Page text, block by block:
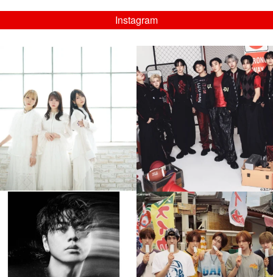
Instagram
💡8/5(水)特番放送！
...
8月 4
4 0
musicjapantv
💡08/05(水)23:00特番放送！
...
8月 4
4 0
musicjapantv
💡8月特番放送決定！
...
8月 4
608 0
musicjapantv
💡8月特番放送決定！
...
8月 4
6 0